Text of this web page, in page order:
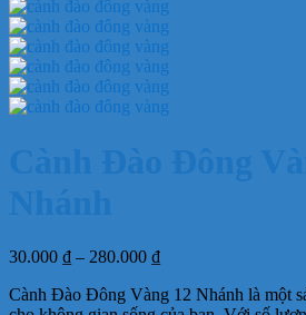
30.000 ₫ – 280.000 ₫Khoảng
từ
Cành Đào Đông Vàng 12 Nhánh là một